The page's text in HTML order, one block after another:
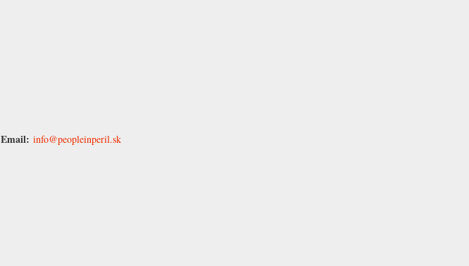
Email: info@peopleinperil.sk